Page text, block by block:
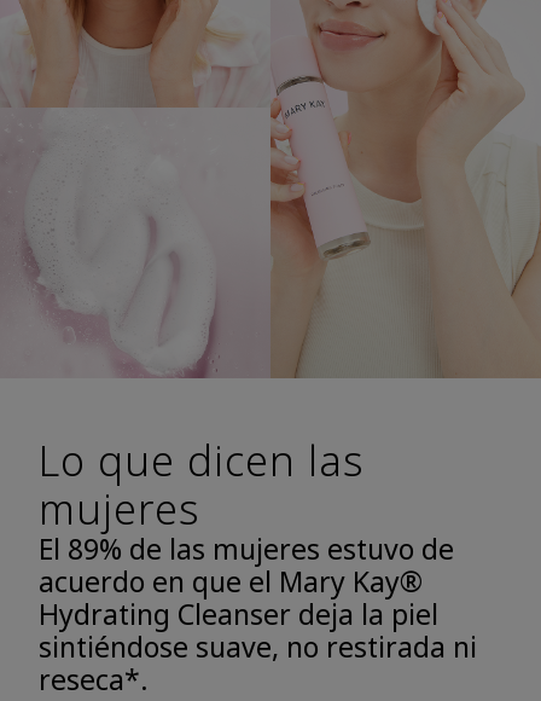
Lo que dicen las
mujeres
El 89% de las mujeres estuvo de
acuerdo en que el Mary Kay®
Hydrating Cleanser deja la piel
sintiéndose suave, no restirada ni
reseca*.